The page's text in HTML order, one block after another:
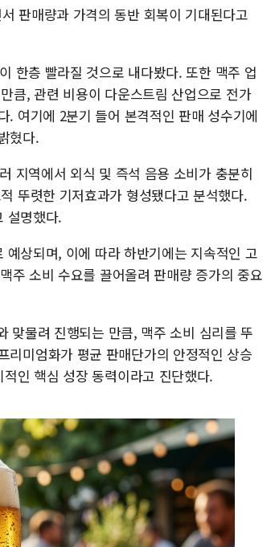
판매량과 가격의 동반 회복이 기대된다고
한층 빨라질 것으로 내다봤다. 또한 맥주 업
큼, 관련 비용이 다운스트림 산업으로 전가
. 여기에 2분기 들어 본격적인 판매 성수기에
혔다.
지역에서 외식 및 즉석 음용 소비가 충분히
뚜렷한 기저효과가 형성됐다고 분석했다.
설명했다.
상되며, 이에 따라 하반기에는 지속적인 고
주 소비 수요를 끌어올려 판매량 증가의 중요
맞물려 진행되는 만큼, 맥주 소비 심리를 뚜
리미엄화가 평균 판매단가의 안정적인 상승
인 핵심 성장 동력이라고 진단했다.